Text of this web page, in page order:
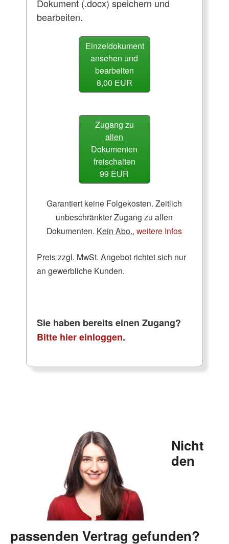
Dokument (.docx) speichern und
bearbeiten.
Einzeldokument
ansehen und
bearbeiten
8,00 EUR
Zugang zu
allen
Dokumenten
freischalten
99 EUR
Garantiert keine Folgekosten. Zeitlich
unbeschränkter Zugang zu allen
Dokumenten. Kein Abo.,weitere Infos
Preis zzgl. MwSt. Angebot richtet sich nur
an gewerbliche Kunden.
Sie haben bereits einen Zugang?
Bitte hier einloggen.
Nicht
den
passenden Vertrag gefunden?